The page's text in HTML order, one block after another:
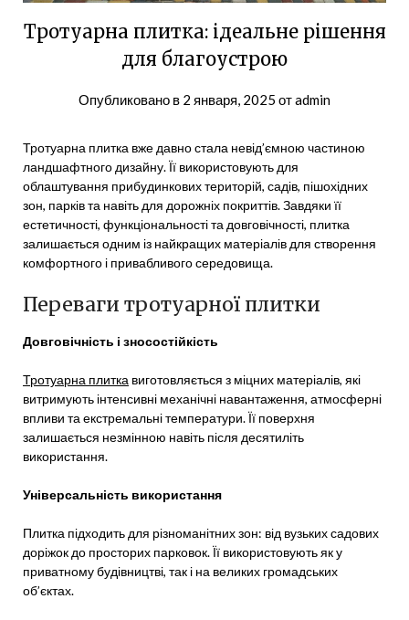
Тротуарна плитка: ідеальне рішення
для благоустрою
Опубликовано в 2 января, 2025 отadmin
Тротуарна плитка вже давно стала невід’ємною частиною
ландшафтного дизайну. Її використовують для
облаштування прибудинкових територій, садів, пішохідних
зон, парків та навіть для дорожніх покриттів. Завдяки її
естетичності, функціональності та довговічності, плитка
залишається одним із найкращих матеріалів для створення
комфортного і привабливого середовища.
Переваги тротуарної плитки
Довговічність і зносостійкість
Тротуарна плитка виготовляється з міцних матеріалів, які
витримують інтенсивні механічні навантаження, атмосферні
впливи та екстремальні температури. Її поверхня
залишається незмінною навіть після десятиліть
використання.
Універсальність використання
Плитка підходить для різноманітних зон: від вузьких садових
доріжок до просторих парковок. Її використовують як у
приватному будівництві, так і на великих громадських
об’єктах.